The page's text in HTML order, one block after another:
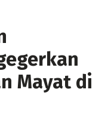
Mayat di